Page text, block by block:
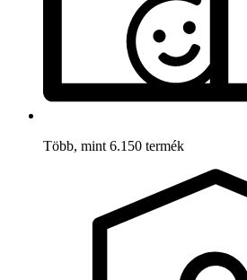
Több, mint 6.150 termék